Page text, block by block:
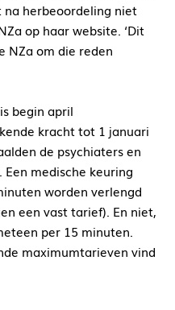
herbeoordeling niet
op haar website. ‘Dit
NZa om die reden
begin april
kracht tot 1 januari
de psychiaters en
medische keuring
worden verlengd
een vast tarief). En niet,
per 15 minuten.
maximumtarieven vind